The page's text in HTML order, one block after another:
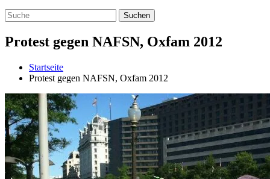
Protest gegen NAFSN, Oxfam 2012
Startseite
Protest gegen NAFSN, Oxfam 2012